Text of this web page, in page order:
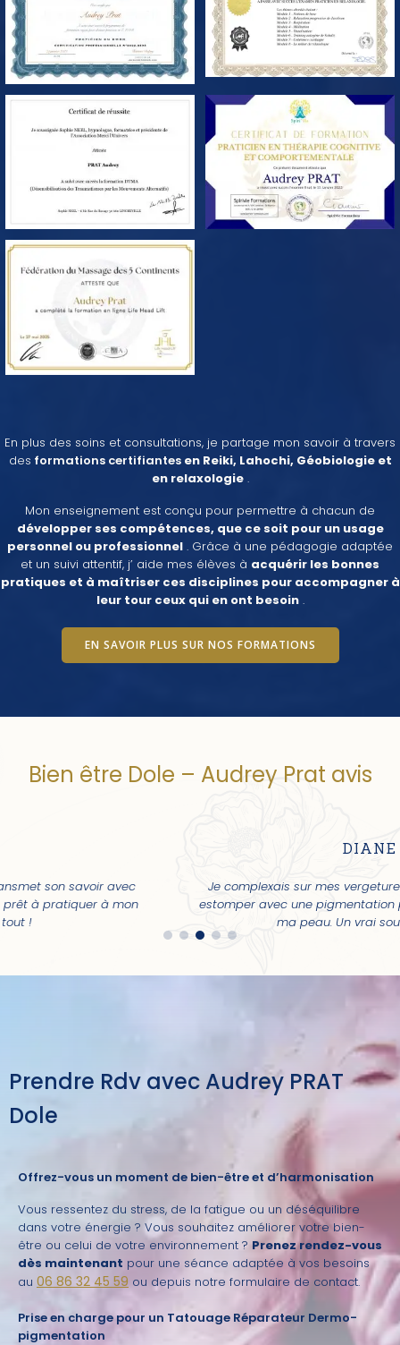
En plus des soins et consultations, je partage mon savoir à travers
des formations certifiantesen Reiki, Lahochi, Géobiologie et
en relaxologie.
Mon enseignement est conçu pour permettre à chacun de
développer ses compétences, que ce soit pour un usage
personnel ou professionnel . Grâce à une pédagogie adaptée
et un suivi attentif, j’ aide mes élèves à acquérir les bonnes
pratiques et à maîtriser ces disciplines pour accompagner à
leur tour ceux qui en ont besoin.
EN SAVOIR PLUS SUR NOS FORMATIONS
Bien être Dole – Audrey Prat avis
Je complexais sur mes vergetures, mais Audrey a su les
estomper avec une pigmentation parfaitement adaptée à
ma peau. Un vrai soulagement !
Prendre Rdv avec Audrey PRAT
Dole
Offrez-vous un moment de bien-être et d’harmonisation
Vous ressentez du stress, de la fatigue ou un déséquilibre
dans votre énergie ? Vous souhaitez améliorer votre bien-
être ou celui de votre environnement ? Prenez rendez-vous
dès maintenant pour une séance adaptée à vos besoins
au 06 86 32 45 59 ou depuis notre formulaire de contact.
Prise en charge pour un Tatouage Réparateur Dermo-
pigmentation